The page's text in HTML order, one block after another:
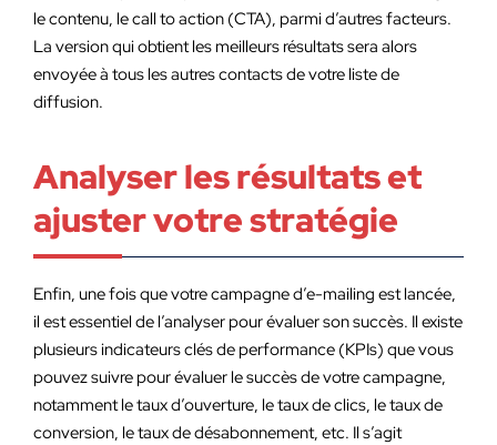
le contenu, le call to action (CTA), parmi d’autres facteurs.
La version qui obtient les meilleurs résultats sera alors
envoyée à tous les autres contacts de votre liste de
diffusion.
Analyser les résultats et
ajuster votre stratégie
Enfin, une fois que votre campagne d’e-mailing est lancée,
il est essentiel de l’analyser pour évaluer son succès. Il existe
plusieurs indicateurs clés de performance (KPIs) que vous
pouvez suivre pour évaluer le succès de votre campagne,
notamment le taux d’ouverture, le taux de clics, le taux de
conversion, le taux de désabonnement, etc. Il s’agit